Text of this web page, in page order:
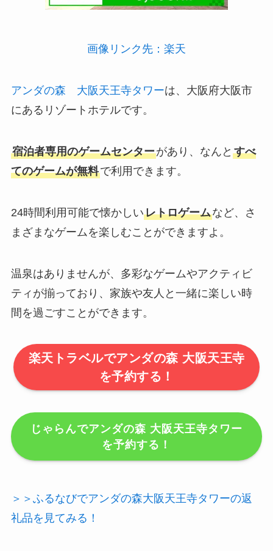
画像リンク先：楽天
アンダの森 大阪天王寺タワーは、大阪府大阪市
にあるリゾートホテルです。
宿泊者専用のゲームセンターがあり、なんと すべ
てのゲームが無料で利用できます。
24時間利用可能で懐かしいレトロゲームなど、さ
まざまなゲームを楽しむことができますよ。
温泉はありませんが、多彩なゲームやアクティビ
ティが揃っており、家族や友人と一緒に楽しい時
間を過ごすことができます。
楽天トラベルでアンダの森 大阪天王寺
を予約する！
じゃらんでアンダの森 大阪天王寺タワー
を予約する！
＞＞ふるなびでアンダの森大阪天王寺タワーの返
礼品を見てみる！